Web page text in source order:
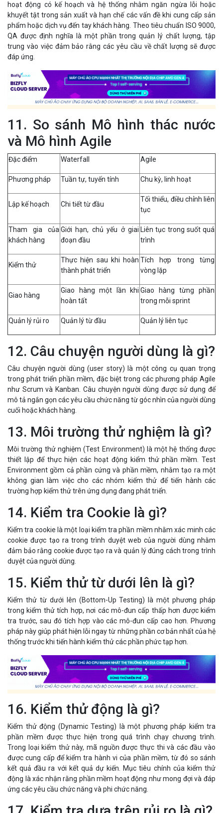
hoạt động có kế hoạch và hệ thống nhằm ngăn ngừa lỗi hoặc
khuyết tật trong sản xuất và hạn chế các vấn đề khi cung cấp sản
phẩm hoặc dịch vụ đến tay khách hàng. Theo tiêu chuẩn ISO 9000,
QA được định nghĩa là một phần trong quản lý chất lượng, tập
trung vào việc đảm bảo rằng các yêu cầu về chất lượng sẽ được
đáp ứng.
11. So sánh Mô hình thác nước
và Mô hình Agile
Đặc điểm Waterfall Agile
Phương pháp Tuần tự, tuyến tính Chu kỳ, linh hoạt
Lập kế hoạch Chi tiết từ đầu
Tối thiểu, điều chỉnh liên
tục
Tham gia của
khách hàng
Giới hạn, chủ yếu ở giai
đoạn đầu
Liên tục trong suốt quá
trình
Kiểm thử
Thực hiện sau khi hoàn
thành phát triển
Tích hợp trong từng
vòng lặp
Giao hàng
Giao hàng một lần khi
hoàn tất
Giao hàng từng phần
trong mỗi sprint
Quản lý rủi ro Quản lý từ đầu Quản lý liên tục
12. Câu chuyện người dùng là gì?
Câu chuyện người dùng (user story) là một công cụ quan trọng
trong phát triển phần mềm, đặc biệt trong các phương pháp Agile
như Scrum và Kanban. Câu chuyện người dùng được sử dụng để
mô tả ngắn gọn các yêu cầu chức năng từ góc nhìn của người dùng
cuối hoặc khách hàng.
13. Môi trường thử nghiệm là gì?
Môi trường thử nghiệm (Test Environment) là một hệ thống được
thiết lập để thực hiện các hoạt động kiểm thử phần mềm. Test
Environment gồm cả phần cứng và phần mềm, nhằm tạo ra một
không gian làm việc cho các nhóm kiểm thử để tiến hành các
trường hợp kiểm thử trên ứng dụng đang phát triển.
14. Kiểm tra Cookie là gì?
Kiểm tra cookie là một loại kiểm tra phần mềm nhằm xác minh các
cookie được tạo ra trong trình duyệt web của người dùng nhằm
đảm bảo rằng cookie được tạo ra và quản lý đúng cách trong trình
duyệt của người dùng.
15. Kiểm thử từ dưới lên là gì?
Kiểm thử từ dưới lên (Bottom-Up Testing) là một phương pháp
trong kiểm thử tích hợp, nơi các mô-đun cấp thấp hơn được kiểm
tra trước, sau đó tích hợp vào các mô-đun cấp cao hơn. Phương
pháp này giúp phát hiện lỗi ngay từ những phần cơ bản nhất của hệ
thống trước khi tiến hành kiểm thử các phần phức tạp hơn.
16. Kiểm thử động là gì?
Kiểm thử động (Dynamic Testing) là một phương pháp kiểm tra
phần mềm được thực hiện trong quá trình chạy chương trình.
Trong loại kiểm thử này, mã nguồn được thực thi và các đầu vào
được cung cấp để kiểm tra hành vi của phần mềm, từ đó so sánh
kết quả đầu ra với kết quả dự kiến. Mục tiêu chính của kiểm thử
động là xác nhận rằng phần mềm hoạt động như mong đợi và đáp
ứng các yêu cầu chức năng và phi chức năng.